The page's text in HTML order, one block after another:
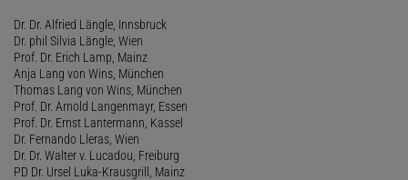
Dr. Dr. Alfried Längle, Innsbruck
Dr. phil Silvia Längle, Wien
Prof. Dr. Erich Lamp, Mainz
Anja Lang von Wins, München
Thomas Lang von Wins, München
Prof. Dr. Arnold Langenmayr, Essen
Prof. Dr. Ernst Lantermann, Kassel
Dr. Fernando Lleras, Wien
Dr. Dr. Walter v. Lucadou, Freiburg
PD Dr. Ursel Luka-Krausgrill, Mainz